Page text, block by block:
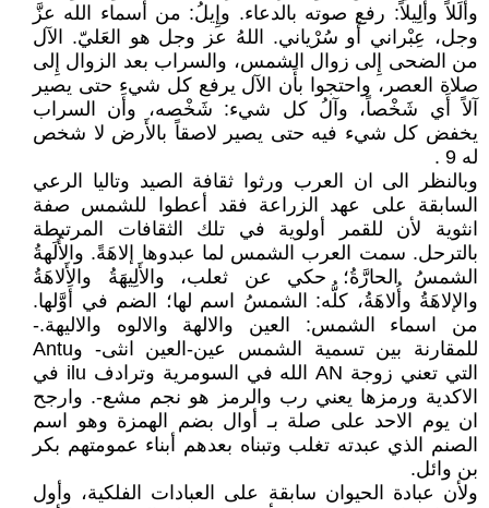
وأَلَلاً وأَلِيلاً: رفع صوته بالدعاء. وإِيلُ: من أَسماء الله عزَّ
وجل، عِبْراني أَو سُرْياني. اللهُ عز وجل هو العَليّ. الآل
من الضحى إِلى زوال الشمس، والسراب بعد الزوال إِلى
صلاة العصر، واحتجوا بأَن الآل يرفع كل شيء حتى يصير
آلاً أَي شَخْصاً، وآلُ كل شيء: شَخْصه، وأَن السراب
يخفض كل شيء فيه حتى يصير لاصقاً بالأَرض لا شخص
له 9 .
وبالنظر الى ان العرب ورثوا ثقافة الصيد وتاليا الرعي
السابقة على عهد الزراعة فقد أعطوا للشمس صفة
انثوية لأن للقمر أولوية في تلك الثقافات المرتبطة
بالترحل. سمت العرب الشمس لما عبدوها إلاهَةً. والأُلَهةُ
الشمسُ الحارَّةُ؛ حكي عن ثعلب، والأَلِيهَةُ والأَلاهَةُ
والإلاهَةُ وأُلاهَةُ، كلُّه: الشمسُ اسم لها؛ الضم في أَوَّلها.
من اسماء الشمس: العين والالهة والالوه والاليهة.-
للمقارنة بين تسمية الشمس عين-العين انثى- وAntu
التي تعني زوجة AN الله في السومرية وترادف ilu في
الاكدية ورمزها يعني رب والرمز هو نجم مشع-. وارجح
ان يوم الاحد على صلة بـ أوال بضم الهمزة وهو اسم
الصنم الذي عبدته تغلب وتبناه بعدهم أبناء عمومتهم بكر
بن وائل.
ولأن عبادة الحيوان سابقة على العبادات الفلكية، وأول